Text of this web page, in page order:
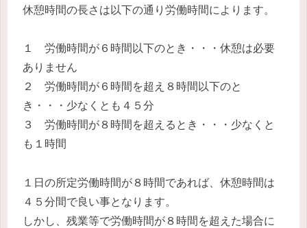
休憩時間の長さは以下の通り労働時間によります。
１ 労働時間が６時間以下のとき・・・休憩は必要
ありません
２ 労働時間が６時間を超え８時間以下のと
き・・・少なくとも４５分
３ 労働時間が８時間を超えるとき・・・少なくと
も１時間
１日の所定労働時間が８時間であれば、休憩時間は
４５分間で良い事となります。
しかし、残業等で労働時間が８時間を超えた場合に